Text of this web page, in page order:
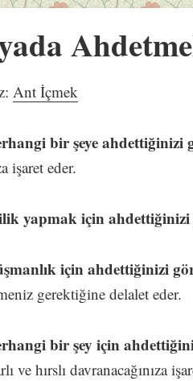
Ant İçmek
bir şeye ahdettiğinizi
işaret eder.
yapmak için
için ahdettiğinizi
gerektiğine delalet eder.
bir şey için
ve hırslı davranacağınıza